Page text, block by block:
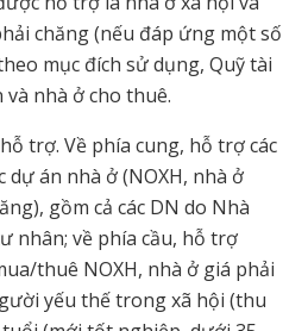
chăng (nếu đáp ứng một số
mục đích sử dụng, Quỹ tài
nhà ở cho thuê.
trợ. Về phía cung, hỗ trợ các
dự án nhà ở (NOXH, nhà ở
gồm cả các DN do Nhà
nhân; về phía cầu, hỗ trợ
thuê NOXH, nhà ở giá phải
yếu thế trong xã hội (thu